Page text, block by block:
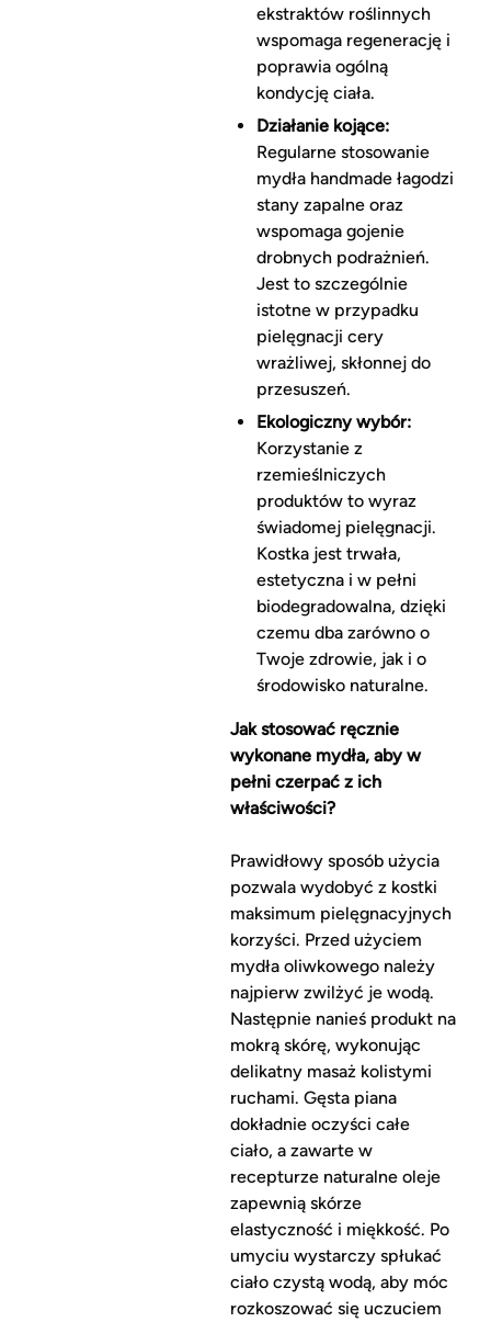
ekstraktów roślinnych
wspomaga regenerację i
poprawia ogólną
kondycję ciała.
Działanie kojące:
Regularne stosowanie
mydła handmade łagodzi
stany zapalne oraz
wspomaga gojenie
drobnych podrażnień.
Jest to szczególnie
istotne w przypadku
pielęgnacji cery
wrażliwej, skłonnej do
przesuszeń.
Ekologiczny wybór:
Korzystanie z
rzemieślniczych
produktów to wyraz
świadomej pielęgnacji.
Kostka jest trwała,
estetyczna i w pełni
biodegradowalna, dzięki
czemu dba zarówno o
Twoje zdrowie, jak i o
środowisko naturalne.
Jak stosować ręcznie
wykonane mydła, aby w
pełni czerpać z ich
właściwości?
Prawidłowy sposób użycia
pozwala wydobyć z kostki
maksimum pielęgnacyjnych
korzyści. Przed użyciem
mydła oliwkowego należy
najpierw zwilżyć je wodą.
Następnie nanieś produkt na
mokrą skórę, wykonując
delikatny masaż kolistymi
ruchami. Gęsta piana
dokładnie oczyści całe
ciało, a zawarte w
recepturze naturalne oleje
zapewnią skórze
elastyczność i miękkość. Po
umyciu wystarczy spłukać
ciało czystą wodą, aby móc
rozkoszować się uczuciem